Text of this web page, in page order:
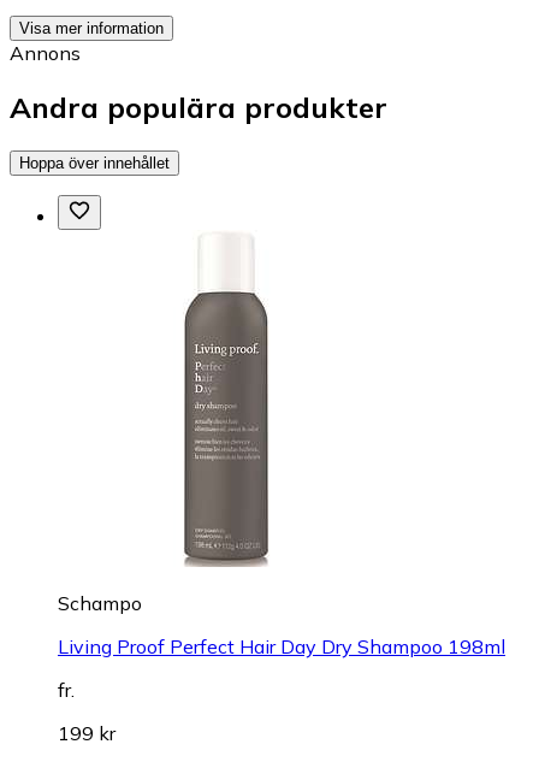
Visa mer information
Annons
Andra populära produkter
Hoppa över innehållet
Schampo
Living Proof Perfect Hair Day Dry Shampoo 198ml
fr.
199 kr